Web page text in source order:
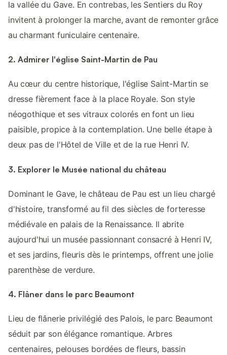
la vallée du Gave. En contrebas, les Sentiers du Roy
invitent à prolonger la marche, avant de remonter grâce
au charmant funiculaire centenaire.
2. Admirer l'église Saint-Martin de Pau
Au cœur du centre historique, l'église Saint-Martin se
dresse fièrement face à la place Royale. Son style
néogothique et ses vitraux colorés en font un lieu
paisible, propice à la contemplation. Une belle étape à
deux pas de l'Hôtel de Ville et de la rue Henri IV.
3. Explorer le Musée national du château
Dominant le Gave, le château de Pau est un lieu chargé
d'histoire, transformé au fil des siècles de forteresse
médiévale en palais de la Renaissance. Il abrite
aujourd'hui un musée passionnant consacré à Henri IV,
et ses jardins, fleuris dès le printemps, offrent une jolie
parenthèse de verdure.
4. Flâner dans le parc Beaumont
Lieu de flânerie privilégié des Palois, le parc Beaumont
séduit par son élégance romantique. Arbres
centenaires, pelouses bordées de fleurs, bassin